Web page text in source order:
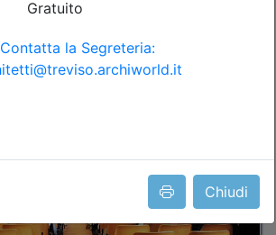
Chiudi
Iscrizione